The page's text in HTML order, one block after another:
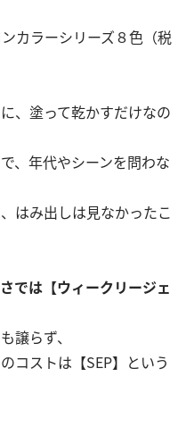
カラーシリーズ８色（税
、塗って乾かすだけなの
代やシーンを問わな
出しは見なかったこ
では【ウィークリージェ
譲らず、
コストは【SEP】という